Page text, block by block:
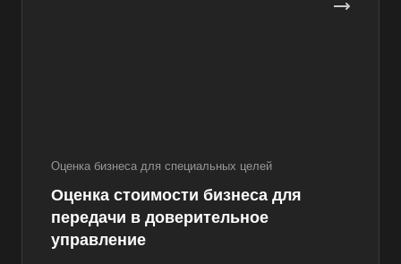
Оценка бизнеса для специальных целей
Оценка стоимости бизнеса для
передачи в доверительное
управление